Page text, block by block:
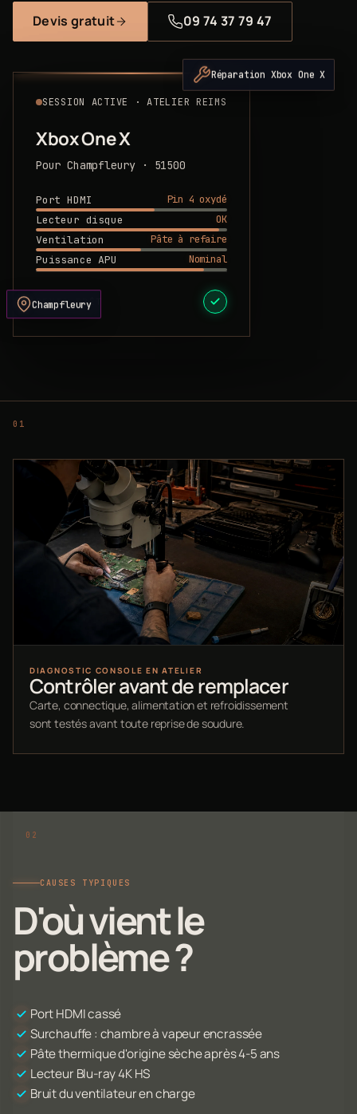
Devis gratuit 09 74 37 79 47
SESSION ACTIVE · ATELIER REIMS
Xbox One X
Pour Champfleury · 51500
Port HDMI
Pin 4 oxydé
Lecteur disque
OK
Ventilation
Pâte à refaire
Puissance APU
Nominal
DEVIS PRÊT
Réparation Xbox One X
Champfleury
DIAGNOSTIC CONSOLE EN ATELIER
Contrôler avant de remplacer
Carte, connectique, alimentation et refroidissement
sont testés avant toute reprise de soudure.
CAUSES TYPIQUES
D'où vient le
problème ?
Port HDMI cassé
Surchauffe : chambre à vapeur encrassée
Pâte thermique d'origine sèche après 4-5 ans
Lecteur Blu-ray 4K HS
Bruit du ventilateur en charge